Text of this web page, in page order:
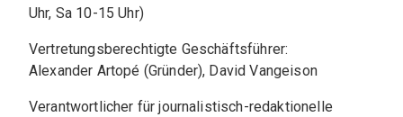
Uhr, Sa 10-15 Uhr)
Vertretungsberechtigte Geschäftsführer:
Alexander Artopé (Gründer), David Vangeison
Verantwortlicher für journalistisch-redaktionelle